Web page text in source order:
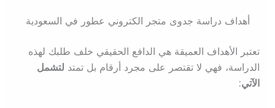
أهداف دراسة جدوى متجر الكتروني عطور في السعودية
تعتبر الأهداف العميقة هي الدافع الحقيقي خلف طلبك لهذه
الدراسة، فهي لا تقتصر على مجرد أرقام بل تمتد لتشمل
الآتي: